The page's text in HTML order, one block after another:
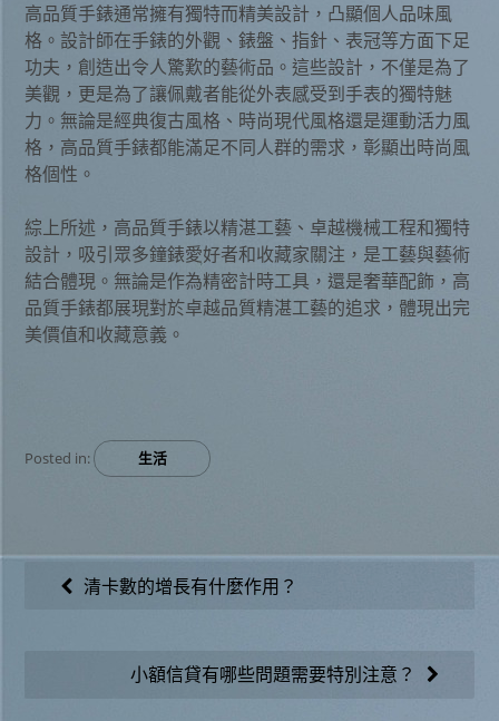
高品質手錶通常擁有獨特而精美設計，凸顯個人品味風
格。設計師在手錶的外觀、錶盤、指針、表冠等方面下足
功夫，創造出令人驚歎的藝術品。這些設計，不僅是為了
美觀，更是為了讓佩戴者能從外表感受到手表的獨特魅
力。無論是經典復古風格、時尚現代風格還是運動活力風
格，高品質手錶都能滿足不同人群的需求，彰顯出時尚風
格個性。
綜上所述，高品質手錶以精湛工藝、卓越機械工程和獨特
設計，吸引眾多鐘錶愛好者和收藏家關注，是工藝與藝術
結合體現。無論是作為精密計時工具，還是奢華配飾，高
品質手錶都展現對於卓越品質精湛工藝的追求，體現出完
美價值和收藏意義。
Posted in: 生活
清卡數的增長有什麼作用？
小額信貸有哪些問題需要特別注意？